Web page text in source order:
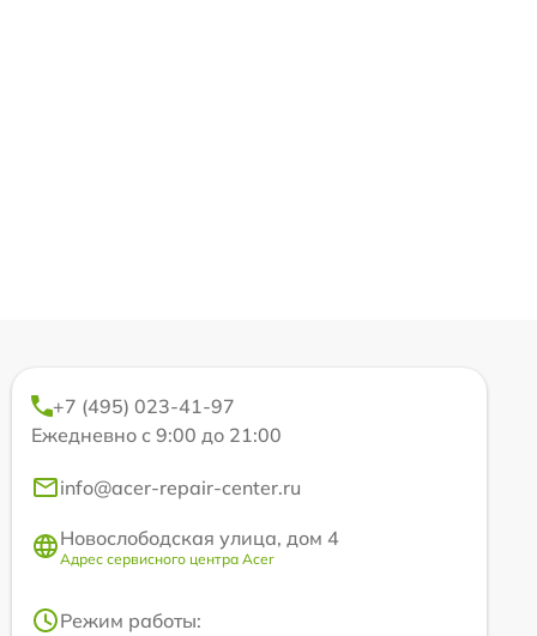
+7 (495) 023-41-97
Ежедневно с 9:00 до 21:00
info@acer-repair-center.ru
Новослободская улица, дом 4
Адрес сервисного центра Acer
Режим работы: